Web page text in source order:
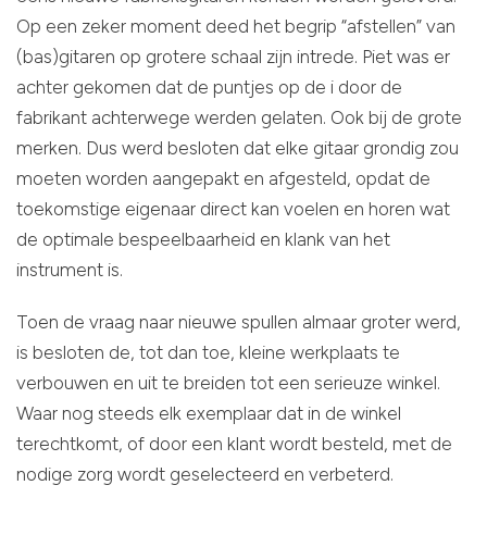
Op een zeker moment deed het begrip “afstellen” van
(bas)gitaren op grotere schaal zijn intrede. Piet was er
achter gekomen dat de puntjes op de i door de
fabrikant achterwege werden gelaten. Ook bij de grote
merken. Dus werd besloten dat elke gitaar grondig zou
moeten worden aangepakt en afgesteld, opdat de
toekomstige eigenaar direct kan voelen en horen wat
de optimale bespeelbaarheid en klank van het
instrument is.
Toen de vraag naar nieuwe spullen almaar groter werd,
is besloten de, tot dan toe, kleine werkplaats te
verbouwen en uit te breiden tot een serieuze winkel.
Waar nog steeds elk exemplaar dat in de winkel
terechtkomt, of door een klant wordt besteld, met de
nodige zorg wordt geselecteerd en verbeterd.